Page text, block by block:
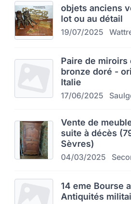
objets anciens
lot ou au détail
19/07/2025
Paire de miroirs
bronze doré -
Italie
17/06/2025
Vente de
suite à décès
Sèvres)
04/03/2025
14 eme Bourse
Antiquités